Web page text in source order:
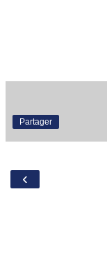
Partager
‹